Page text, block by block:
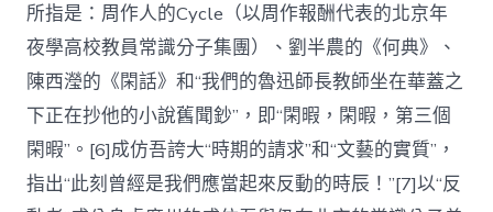
所指是：周作人的Cycle（以周作報酬代表的北京年
夜學高校教員常識分子集團）、劉半農的《何典》、
陳西瀅的《閑話》和“我們的魯迅師長教師坐在華蓋之
下正在抄他的小說舊聞鈔”，即“閑暇，閑暇，第三個
閑暇”。[6]成仿吾誇大“時期的請求”和“文藝的實質”，
指出“此刻曾經是我們應當起來反動的時辰！”[7]以“反